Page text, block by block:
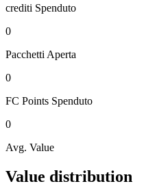
crediti Spenduto
0
Pacchetti Aperta
0
FC Points Spenduto
0
Avg. Value
Value distribution